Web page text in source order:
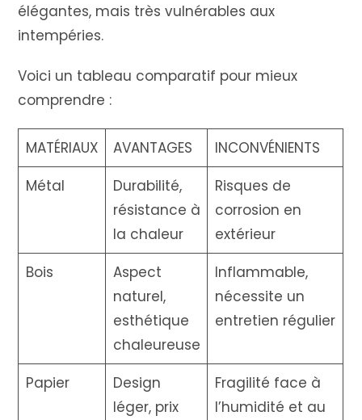
élégantes, mais très vulnérables aux
intempéries.
Voici un tableau comparatif pour mieux
comprendre :
MATÉRIAUX AVANTAGES
INCONVÉNIENTS
Métal
Durabilité,
résistance à
la chaleur
Risques de
corrosion en
extérieur
Bois
Aspect
naturel,
esthétique
chaleureuse
Inflammable,
nécessite un
entretien régulier
Papier
Design
léger, prix
Fragilité face à
l’humidité et au